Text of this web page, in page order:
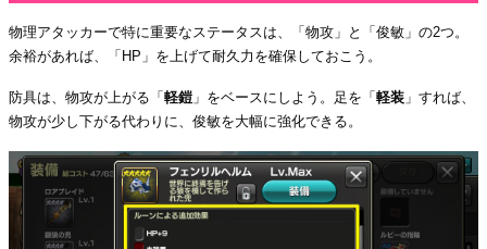
物理アタッカーで特に重要なステータスは、「物攻」と「俊敏」の2つ。
余裕があれば、「HP」を上げて耐久力を確保しておこう。
防具は、物攻が上がる「軽鎧 」をベースにしよう。足を「軽装 」すれば、
物攻が少し下がる代わりに、俊敏を大幅に強化できる。